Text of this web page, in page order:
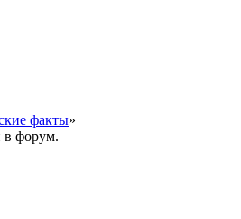
факты»
в форум.